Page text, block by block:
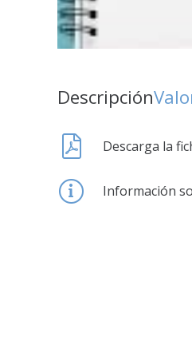
Descripción
Descarga la
Información